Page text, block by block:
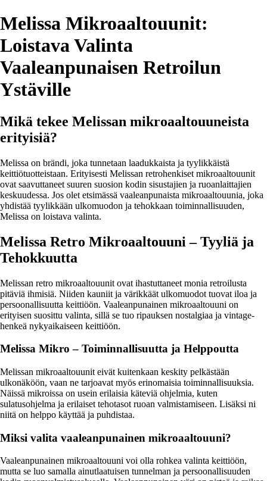
Melissa Mikroaaltouunit:
Loistava Valinta
Vaaleanpunaisen Retroilun
Ystäville
Mikä tekee Melissan mikroaaltouuneista
erityisiä?
Melissa on brändi, joka tunnetaan laadukkaista ja tyylikkäistä
keittiötuotteistaan. Erityisesti Melissan retrohenkiset mikroaaltouunit
ovat saavuttaneet suuren suosion kodin sisustajien ja ruoanlaittajien
keskuudessa. Jos olet etsimässä vaaleanpunaista mikroaaltouunia, joka
yhdistää tyylikkään ulkomuodon ja tehokkaan toiminnallisuuden,
Melissa on loistava valinta.
Melissa Retro Mikroaaltouuni – Tyyliä ja
Tehokkuutta
Melissan retro mikroaaltouunit ovat ihastuttaneet monia retroilusta
pitäviä ihmisiä. Niiden kauniit ja värikkäät ulkomuodot tuovat iloa ja
persoonallisuutta keittiöön. Vaaleanpunainen mikroaaltouuni on
erityisen suosittu valinta, sillä se tuo ripauksen nostalgiaa ja vintage-
henkeä nykyaikaiseen keittiöön.
Melissa Mikro – Toiminnallisuutta ja Helppoutta
Melissan mikroaaltouunit eivät kuitenkaan keskity pelkästään
ulkonäköön, vaan ne tarjoavat myös erinomaisia toiminnallisuuksia.
Näissä mikroissa on usein erilaisia käteviä ohjelmia, kuten
sulatusohjelma ja erilaiset tehotasot ruoan valmistamiseen. Lisäksi ni
niitä on helppo käyttää ja puhdistaa.
Miksi valita vaaleanpunainen mikroaaltouuni?
Vaaleanpunainen mikroaaltouuni voi olla rohkea valinta keittiöön,
mutta se luo samalla ainutlaatuisen tunnelman ja persoonallisuuden